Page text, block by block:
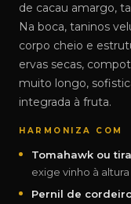
de cacau amargo,
Na boca, taninos
corpo cheio e
ervas secas,
muito longo,
integrada à fruta.
HARMONIZA COM
Tomahawk ou
exige vinho à altura
Pernil de